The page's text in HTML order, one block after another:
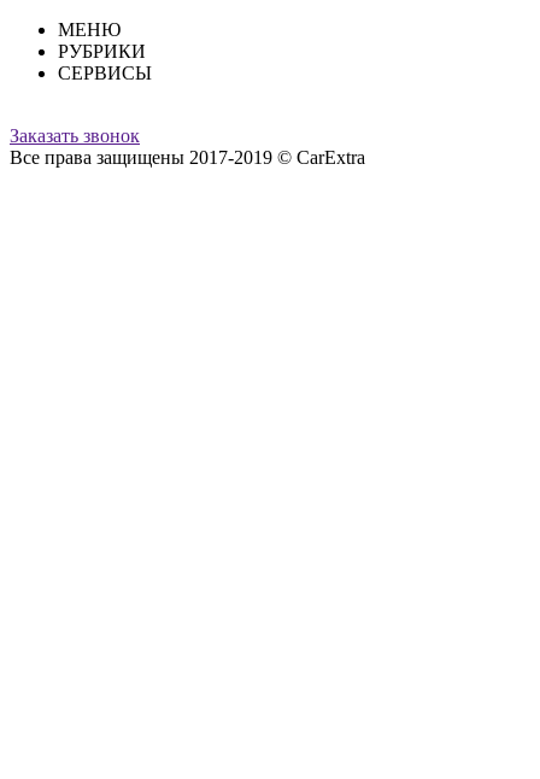
МЕНЮ
РУБРИКИ
СЕРВИСЫ
Заказать звонок
Все права защищены 2017-2019 © CarExtra